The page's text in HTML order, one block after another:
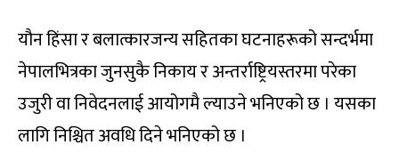
यौन हिंसा र बलात्कारजन्य सहितका घटनाहरूको सन्दर्भमा
नेपालभित्रका जुनसुकै निकाय र अन्तर्राष्ट्रियस्तरमा परेका
उजुरी वा निवेदनलाई आयोगमै ल्याउने भनिएको छ । यसका
लागि निश्चित अवधि दिने भनिएको छ ।